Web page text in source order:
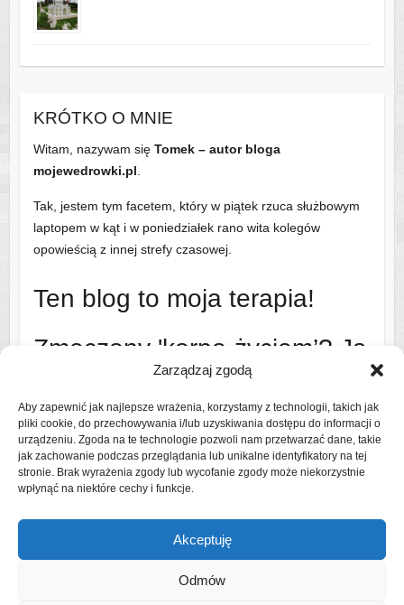
Zarządzaj zgodą
Aby zapewnić jak najlepsze wrażenia, korzystamy z technologii, takich jak
pliki cookie, do przechowywania i/lub uzyskiwania dostępu do informacji o
urządzeniu. Zgoda na te technologie pozwoli nam przetwarzać dane, takie
jak zachowanie podczas przeglądania lub unikalne identyfikatory na tej
stronie. Brak wyrażenia zgody lub wycofanie zgody może niekorzystnie
wpłynąć na niektóre cechy i funkcje.
Akceptuję
Odmów
KRÓTKO O MNIE
Witam, nazywam się Tomek – autor bloga
mojewedrowki.pl.
Tak, jestem tym facetem, który w piątek rzuca służbowym
laptopem w kąt i w poniedziałek rano wita kolegów
opowieścią z innej strefy czasowej.
Ten blog to moja terapia!
Zmęczony 'korpo-życiem’? Ja
też!
Dlatego ruszam na szlak i w świat – najczęściej z bandą
uroczych, ale wymagających współtowarzyszy podróży
(czytaj: rodziną).